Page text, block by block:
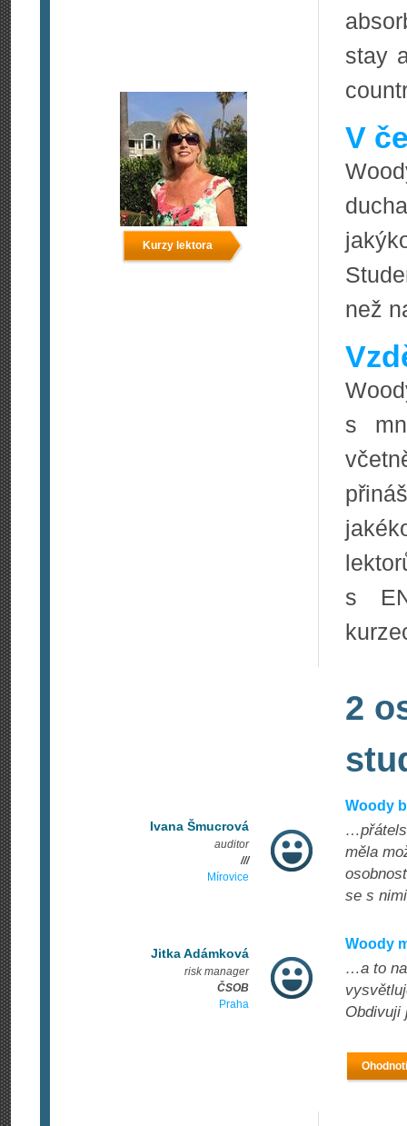
Kurzy lektora
stay
V
než
s
s
2
Ivana Šmucrová
auditor
///
Mírovice
Woody
měla
se s
Jitka Adámková
risk manager
ČSOB
Praha
Woody
…a to na
Obdivuji